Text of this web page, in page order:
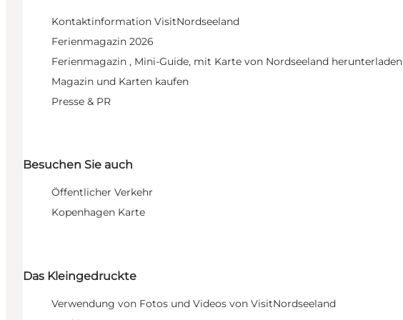
Kontaktinformation VisitNordseeland
Ferienmagazin 2026
Ferienmagazin , Mini-Guide, mit Karte von Nordseeland herunterladen
Magazin und Karten kaufen
Presse & PR
Besuchen Sie auch
Öffentlicher Verkehr
Kopenhagen Karte
Das Kleingedruckte
Verwendung von Fotos und Videos von VisitNordseeland